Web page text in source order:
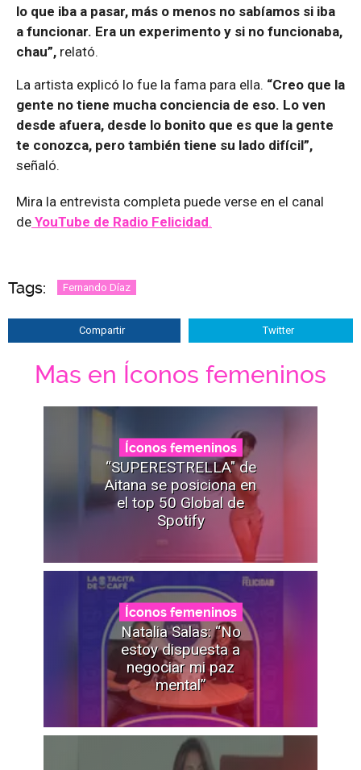
lo que iba a pasar, más o menos no sabíamos si iba
a funcionar. Era un experimento y si no funcionaba,
chau”, relató.
La artista explicó lo fue la fama para ella. “Creo que la
gente no tiene mucha conciencia de eso. Lo ven
desde afuera, desde lo bonito que es que la gente
te conozca, pero también tiene su lado difícil”,
señaló.
Mira la entrevista completa puede verse en el canal
de YouTube de Radio Felicidad.
Tags: Fernando Díaz
Compartir Twitter
Mas en Íconos femeninos
Íconos femeninos
“SUPERESTRELLA" de
Aitana se posiciona en
el top 50 Global de
Spotify
Íconos femeninos
Natalia Salas: “No
estoy dispuesta a
negociar mi paz
mental”